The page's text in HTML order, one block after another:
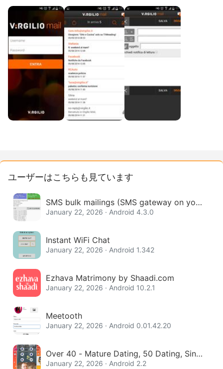
ユーザーはこちらも見ています
SMS bulk mailings (SMS gateway on your
phone)
January 22, 2026 · Android 4.3.0
Instant WiFi Chat
January 22, 2026 · Android 1.342
Ezhava Matrimony by Shaadi.com
January 22, 2026 · Android 10.2.1
Meetooth
January 22, 2026 · Android 0.01.42.20
Over 40 - Mature Dating, 50 Dating, Singl
e Women
January 22, 2026 · Android 2.2